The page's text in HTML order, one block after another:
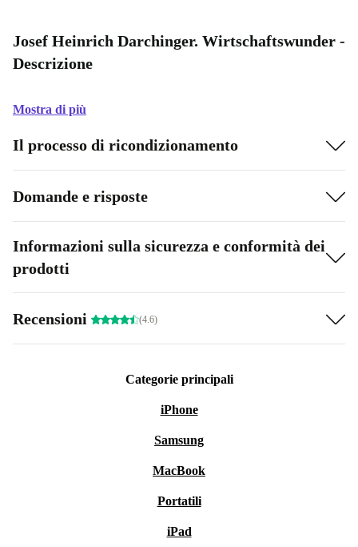
Josef Heinrich Darchinger. Wirtschaftswunder -
Descrizione
Mostra di più
Il processo di ricondizionamento
Domande e risposte
Informazioni sulla sicurezza e conformità dei
prodotti
Recensioni (4.6)
Categorie principali
iPhone
Samsung
MacBook
Portatili
iPad